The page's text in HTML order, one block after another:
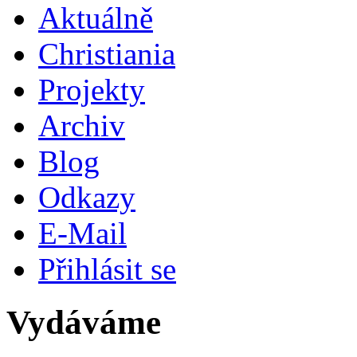
Aktuálně
Christiania
Projekty
Archiv
Blog
Odkazy
E-Mail
Přihlásit se
Vydáváme